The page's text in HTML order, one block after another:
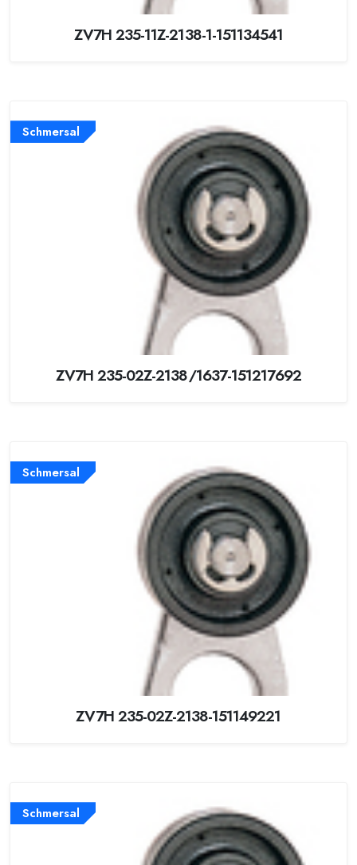
ZV7H 235-11Z-2138-1-151134541
Schmersal
ZV7H 235-02Z-2138/1637-151217692
Schmersal
ZV7H 235-02Z-2138-151149221
Schmersal